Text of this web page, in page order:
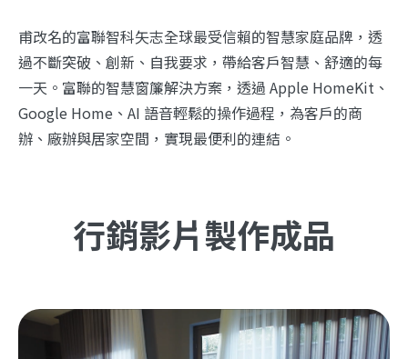
甫改名的富聯智科矢志全球最受信賴的智慧家庭品牌，透
過不斷突破、創新、自我要求，帶給客戶智慧、舒適的每
一天。富聯的智慧窗簾解決方案，透過 Apple HomeKit、
Google Home、AI 語音輕鬆的操作過程，為客戶的商
辦、廠辦與居家空間，實現最便利的連結。
行銷影片製作成品